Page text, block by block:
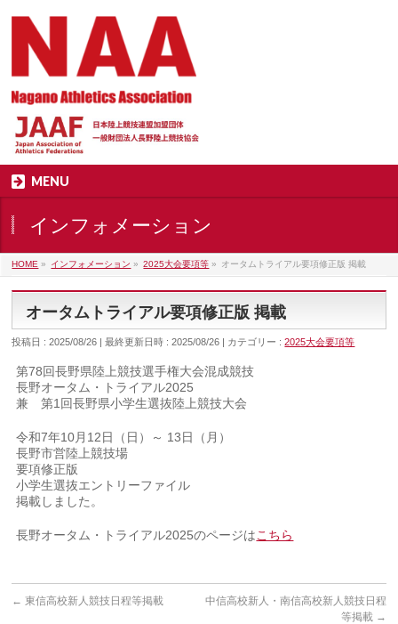
MENU
インフォメーション
HOME » インフォメーション » 2025大会要項等 » オータムトライアル要項修正版 掲載
オータムトライアル要項修正版 掲載
投稿日 : 2025/08/26 最終更新日時 : 2025/08/26 カテゴリー :2025大会要項等
第78回長野県陸上競技選手権大会混成競技
長野オータム・トライアル2025
兼 第1回長野県小学生選抜陸上競技大会
令和7年10月12日（日）～ 13日（月）
長野市営陸上競技場
要項修正版
小学生選抜エントリーファイル
掲載しました。
長野オータム・トライアル2025のページはこちら
← 東信高校新人競技日程等掲載
中信高校新人・南信高校新人競技日程
等掲載 →